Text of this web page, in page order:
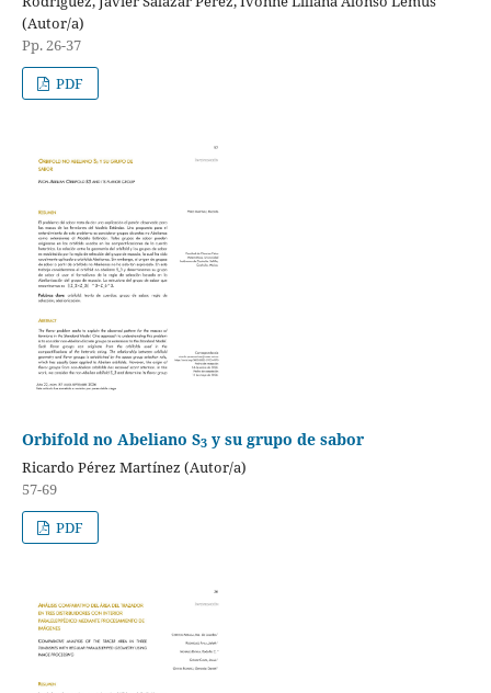
(Autor/a)
Pp. 26-37
PDF
Orbifold no Abeliano S3y su grupo de sabor
Ricardo Pérez Martínez (Autor/a)
57-69
PDF